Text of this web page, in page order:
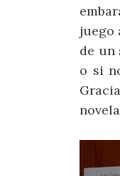
juego
de un
o si